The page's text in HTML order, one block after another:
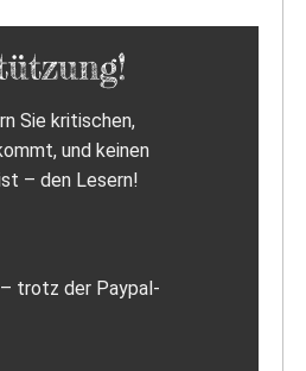
Sie kritischen,
und keinen
– den Lesern!
trotz der Paypal-